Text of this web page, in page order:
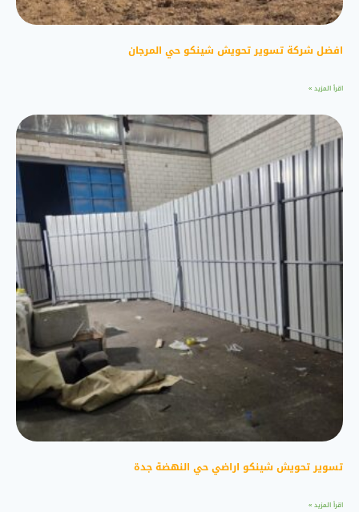
افضل شركة تسوير تحويش شينكو حي المرجان
اقرأ المزيد »
تسوير تحويش شينكو اراضي حي النهضة جدة
اقرأ المزيد »